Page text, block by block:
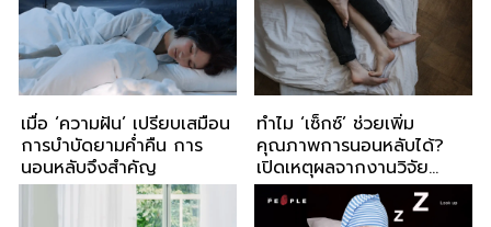
เมื่อ ‘ความฝัน’ เปรียบเสมือน
การบำบัดยามค่ำคืน การ
นอนหลับจึงสำคัญ
ทำไม ‘เซ็กซ์’ ช่วยเพิ่ม
คุณภาพการนอนหลับได้?
เปิดเหตุผลจากงานวิจัย
พร้อมคำอธิบายของนัก
วิทยาศาสตร์